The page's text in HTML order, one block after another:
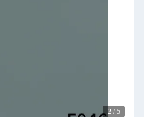
2 / 5